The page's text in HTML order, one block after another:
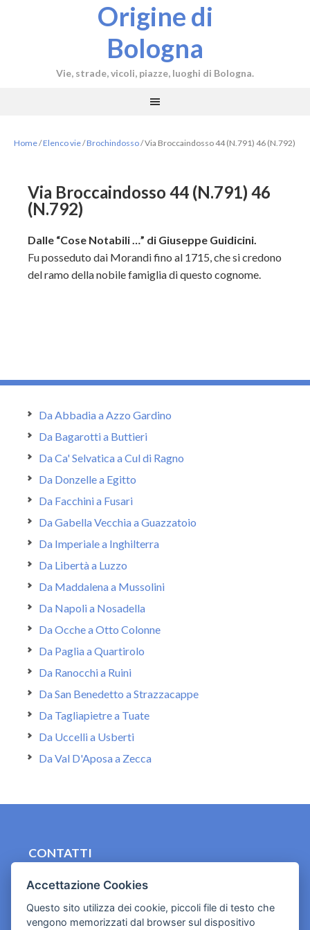
Origine di
Bologna
Vie, strade, vicoli, piazze, luoghi di Bologna.
Home/Elenco vie/Brochindosso/Via Broccaindosso 44 (N.791) 46 (N.792)
Via Broccaindosso 44 (N.791) 46
(N.792)
Dalle “Cose Notabili …” di Giuseppe Guidicini.
Fu posseduto dai Morandi fino al 1715, che si credono
del ramo della nobile famiglia di questo cognome.
Da Abbadia a Azzo Gardino
Da Bagarotti a Buttieri
Da Ca' Selvatica a Cul di Ragno
Da Donzelle a Egitto
Da Facchini a Fusari
Da Gabella Vecchia a Guazzatoio
Da Imperiale a Inghilterra
Da Libertà a Luzzo
Da Maddalena a Mussolini
Da Napoli a Nosadella
Da Ocche a Otto Colonne
Da Paglia a Quartirolo
Da Ranocchi a Ruini
Da San Benedetto a Strazzacappe
Da Tagliapietre a Tuate
Da Uccelli a Usberti
Da Val D'Aposa a Zecca
CONTATTI
Cookies e informativa privacy
Accettazione Cookies
Questo sito utilizza dei cookie, piccoli file di testo che
vengono memorizzati dal browser sul dispositivo